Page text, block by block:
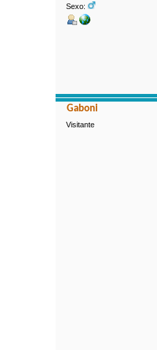
Sexo:
Gaboni
Visitante